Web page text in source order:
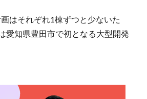
はそれぞれ1棟ずつと少ないた
愛知県豊田市で初となる大型開発